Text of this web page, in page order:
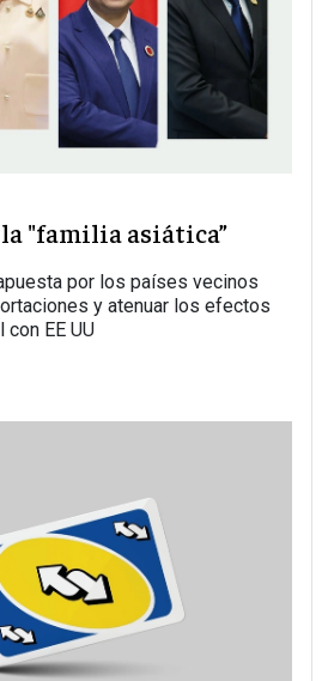
"familia asiática”
por los países vecinos
y atenuar los efectos
EE UU